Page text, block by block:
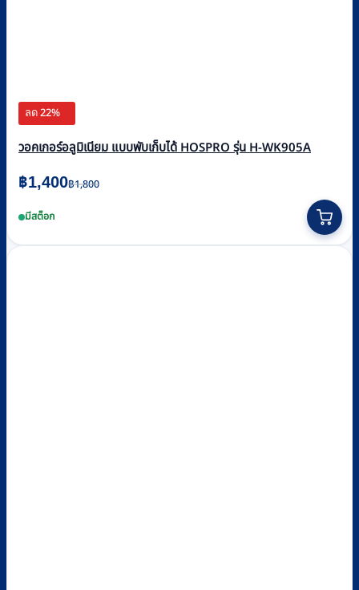
ลด 22%
วอคเกอร์อลูมิเนียม แบบพับเก็บได้ HOSPRO รุ่น H-WK905A
฿1,800
Original
was:
฿1,800.
฿1,400
Current
is:
฿1,400.
มีสต็อก